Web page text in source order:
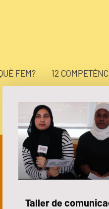
FEM? 12
Taller de